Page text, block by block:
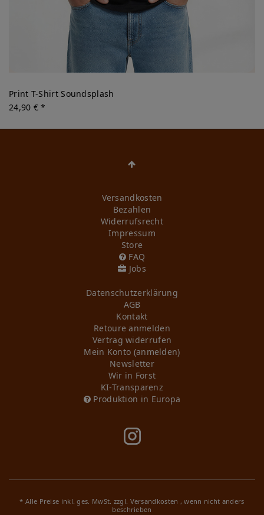
Print T-Shirt Soundsplash
24,90 € *
Versandkosten
Bezahlen
Widerrufs­recht
Impressum
Store
FAQ
Jobs
Daten­schutz­erklärung
AGB
Kontakt
Retoure anmelden
Vertrag widerrufen
Mein Konto (anmelden)
Newsletter
Wir in Forst
KI-Transparenz
Produktion in Europa
* Alle Preise inkl. ges. MwSt. zzgl. Versandkosten , wenn nicht anders
beschrieben